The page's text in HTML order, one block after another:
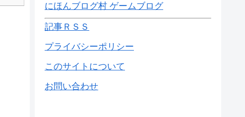
にほんブログ村 ゲームブログ
記事ＲＳＳ
プライバシーポリシー
このサイトについて
お問い合わせ